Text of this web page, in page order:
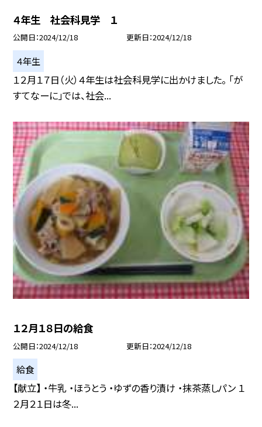
４年生 社会科見学 １
公開日 2024/12/18 更新日 2024/12/18
４年生
１２月１７日（火）４年生は社会科見学に出かけました。 「が
すてなーに」では、社会...
１２月１８日の給食
公開日 2024/12/18 更新日 2024/12/18
給食
【献立】 ・牛乳 ・ほうとう ・ゆずの香り漬け ・抹茶蒸しパン １
２月２１日は冬...